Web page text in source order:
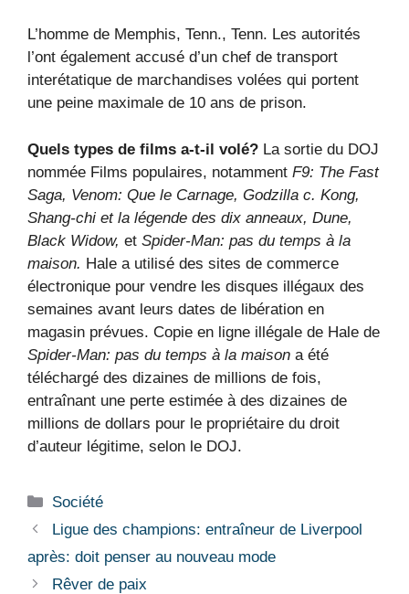
L’homme de Memphis, Tenn., Tenn. Les autorités
l’ont également accusé d’un chef de transport
interétatique de marchandises volées qui portent
une peine maximale de 10 ans de prison.
Quels types de films a-t-il volé? La sortie du DOJ
nommée Films populaires, notamment F9: The Fast
Saga, Venom: Que le Carnage, Godzilla c. Kong,
Shang-chi et la légende des dix anneaux, Dune,
Black Widow, et Spider-Man: pas du temps à la
maison. Hale a utilisé des sites de commerce
électronique pour vendre les disques illégaux des
semaines avant leurs dates de libération en
magasin prévues. Copie en ligne illégale de Hale de
Spider-Man: pas du temps à la maison a été
téléchargé des dizaines de millions de fois,
entraînant une perte estimée à des dizaines de
millions de dollars pour le propriétaire du droit
d’auteur légitime, selon le DOJ.
Catégories
Société
Ligue des champions: entraîneur de Liverpool
après: doit penser au nouveau mode
Rêver de paix